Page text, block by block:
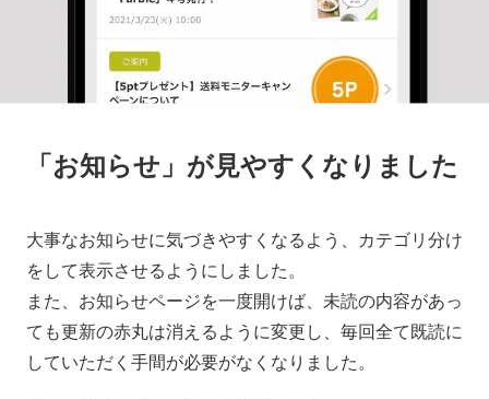
「お知らせ」が見やすくなりました
大事なお知らせに気づきやすくなるよう、カテゴリ分け
をして表示させるようにしました。
また、お知らせページを一度開けば、未読の内容があっ
ても更新の赤丸は消えるように変更し、毎回全て既読に
していただく手間が必要がなくなりました。